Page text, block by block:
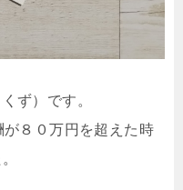
ず）です。
８０万円を超えた時